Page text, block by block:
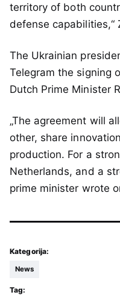
territory of both
defense capabilities,“
The Ukrainian
Telegram the signing
Dutch Prime Minister
„The agreement will
other, share
production. For a
Netherlands, and a
prime minister wrote
Kategorija:
News
Tag: